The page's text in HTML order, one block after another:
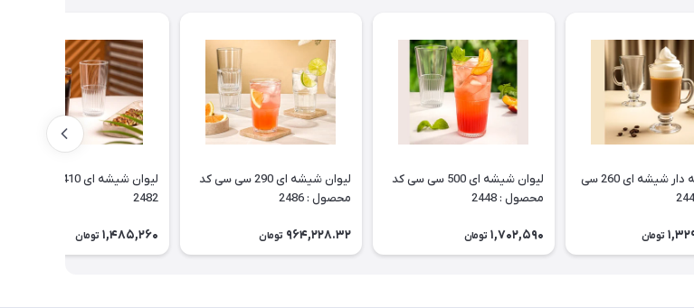
لیوان پایه دار شیشه ای 260 سی
تومان
لیوان شیشه ای 500 سی سی کد
محصول : 2448
1,702,590 تومان
لیوان شیشه ای 290 سی سی کد
محصول : 2486
964,228.32 تومان
2482
1,485,260 تومان